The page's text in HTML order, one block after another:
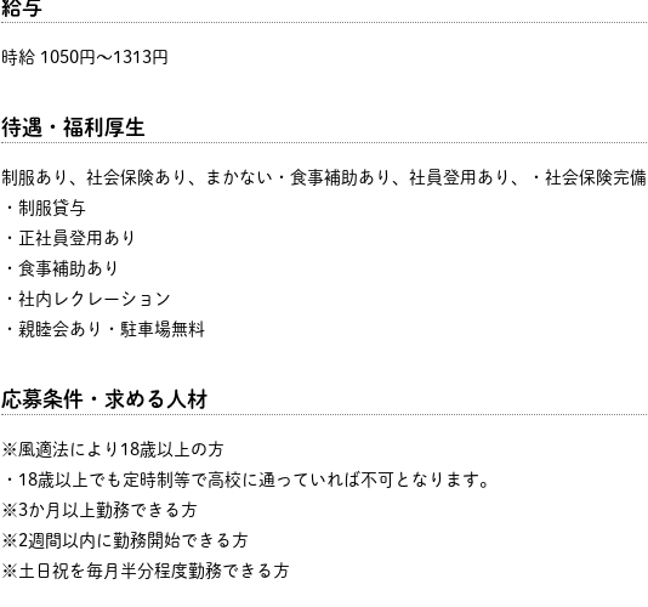
給与
時給 1050円〜1313円
待遇・福利厚生
制服あり、社会保険あり、まかない・食事補助あり、社員登用あり、・社会保険完備
・制服貸与
・正社員登用あり
・食事補助あり
・社内レクレーション
・親睦会あり・駐車場無料
応募条件・求める人材
※風適法により18歳以上の方
・18歳以上でも定時制等で高校に通っていれば不可となります。
※3か月以上勤務できる方
※2週間以内に勤務開始できる方
※土日祝を毎月半分程度勤務できる方